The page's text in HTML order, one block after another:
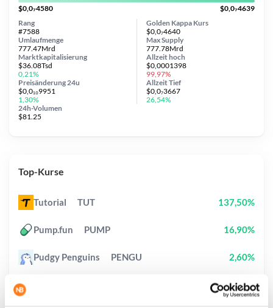
$0,0₇4580
$0,0₇4639
Golden Kappa Kurs
$0,0₇4640
Umlaufmenge
777.47Mrd
Preisänderung 24u
$0,0₁₀9951
1,30%
Max Supply
777.78Mrd
Marktkapitalisierung
$36.08Tsd
0,21%
24h-Volumen
$81.25
Rang
#7588
Allzeithoch
$0,0001398
99,97%
AllzeitTief
$0,0₇3667
26,54%
Top-Kurse
Tutorial TUT 137,50%
Pump.fun PUMP 16,90%
Pudgy Penguins PENGU 2,60%
30,20%